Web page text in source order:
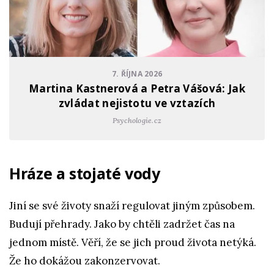
7. ŘÍJNA 2026
Martina Kastnerová a Petra Vášová: Jak
zvládat nejistotu ve vztazích
Psychologie.cz
Hráze a stojaté vody
Jiní se své životy snaží regulovat jiným způsobem.
Budují přehrady. Jako by chtěli zadržet čas na
jednom místě. Věří, že se jich proud života netýká.
Že ho dokážou zakonzervovat.